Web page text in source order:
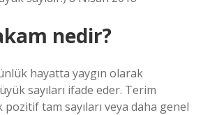
nedir?
hayatta yaygın olarak
sayıları ifade eder. Terim
tam sayıları veya daha genel